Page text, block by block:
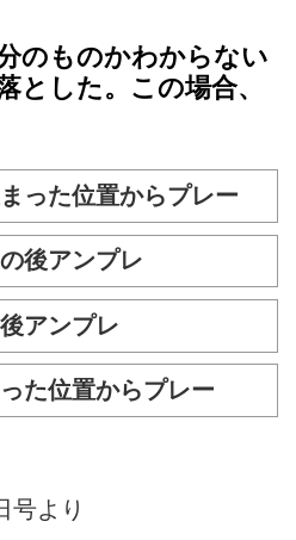
のものかわからない
とした。この場合、
った位置からプレー
後アンプレ
アンプレ
た位置からプレー
号より